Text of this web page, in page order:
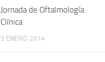
Jornada de Oftalmología
Clínica
9 ENERO, 2014